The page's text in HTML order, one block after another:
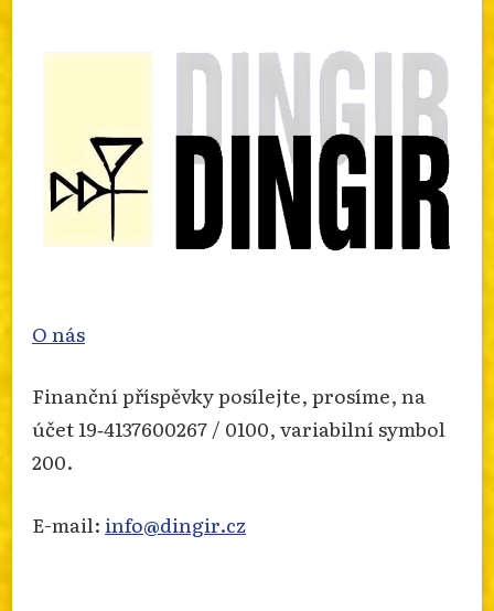
Photo
O nás
Finanční příspěvky posílejte, prosíme, na
účet 19‐4137600267 / 0100, variabilní symbol
200.
E-mail: info@dingir.cz